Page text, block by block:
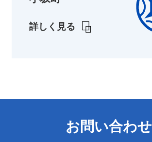
詳しく見る
お問い合わせ